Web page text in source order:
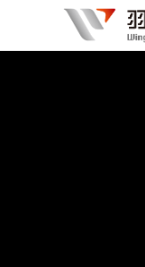
至